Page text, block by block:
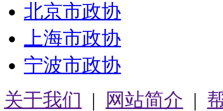
北京市政协
上海市政协
宁波市政协
关于我们 | 网站简介 |